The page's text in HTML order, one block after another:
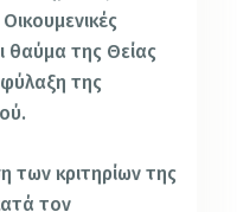
Οικουμενικές
θαύμα της Θείας
της
των κριτηρίων της
τον